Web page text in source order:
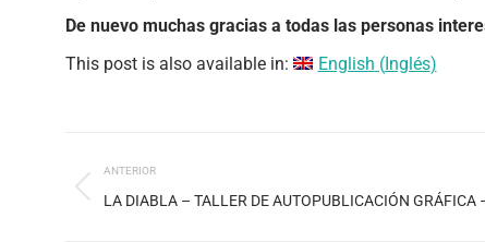
De nuevo muchas gracias a todas las personas
This post is also available in:
English (Inglés)
ENTRE
ANTERIOR
Publicación
LA DIABLA – TALLER DE AUTOPUBLICACIÓN GRÁFICA